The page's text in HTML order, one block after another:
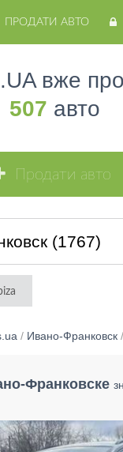
ПРОДАТИ АВТО
вже
507 авто
Продати авто
/ Ивано-Франковск /
Франковске